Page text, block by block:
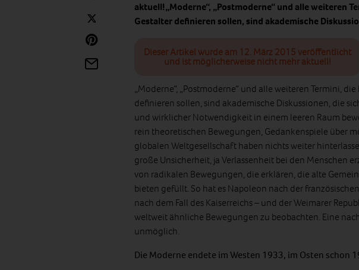
aktuell!„Moderne“, „Postmoderne“ und alle weiteren
Gestalter definieren sollen, sind akademische
Dieser Artikel wurde am 12. März 2015 veröffentlicht
und ist möglicherweise nicht mehr aktuell!
„Moderne“, „Postmoderne“ und alle weiteren Termini,
definieren sollen, sind akademische Diskussionen, die
und wirklicher Notwendigkeit in einem leeren Raum
rein theoretischen Bewegungen, Gedankenspiele über
globalen Weltgesellschaft haben nichts weiter
große Unsicherheit, ja Verlassenheit bei den Menschen
von radikalen Bewegungen, die erklären, die alte
bieten gefüllt. So hat es Napoleon nach der
nach dem Fall des Kaiserreichs – und der Weimarer
weltweit ähnliche Bewegungen zu beobachten. Eine
unmöglich.
Die Moderne endete im Westen 1933, im Osten schon